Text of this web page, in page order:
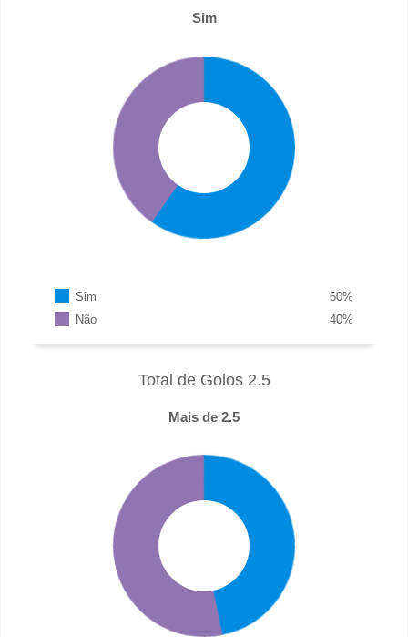
Sim
Sim %
60
Não
%
40
Total de Golos 2.5
Mais de 2.5